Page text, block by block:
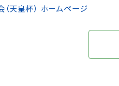
天皇杯） ホームページ